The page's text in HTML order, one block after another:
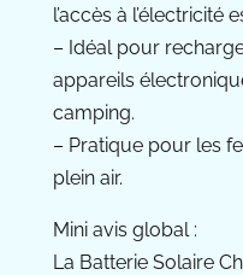
l’accès à l’électricité
– Idéal pour
appareils
camping.
– Pratique pour les
plein air.
Mini avis global :
La Batterie Solaire